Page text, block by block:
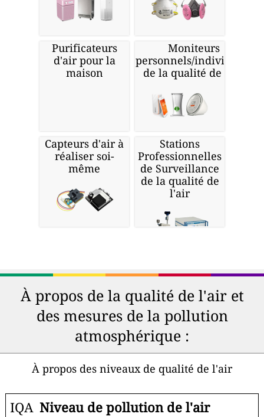
Purificateurs
d'air pour la
maison
Moniteurs
personnels/individuels
de la qualité de l'air
Capteurs d'air à
réaliser soi-
même
Stations
Professionnelles
de Surveillance
de la qualité de
l'air
À propos de la qualité de l'air et
des mesures de la pollution
atmosphérique :
À propos des niveaux de qualité de l'air
IQA Niveau de pollution de l'air